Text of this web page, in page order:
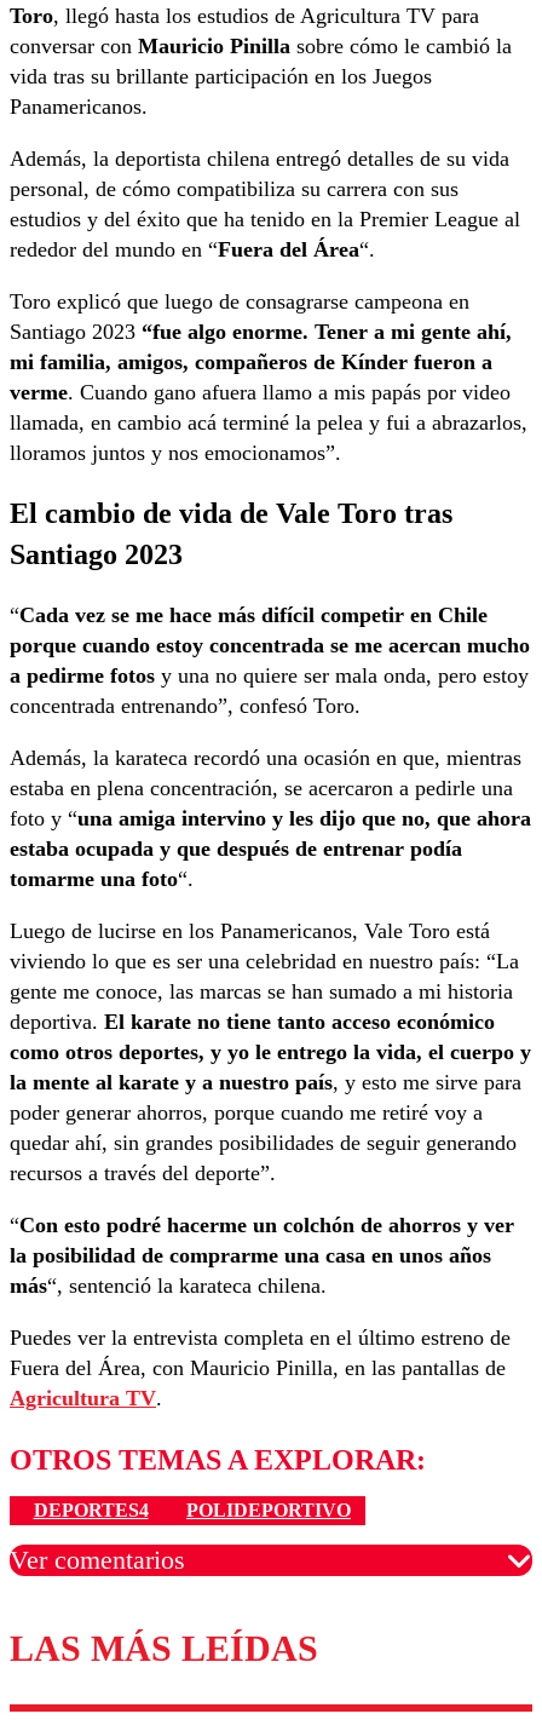
Toro, llegó hasta los estudios de Agricultura TV para
conversar con Mauricio Pinilla sobre cómo le cambió la
vida tras su brillante participación en los Juegos
Panamericanos.
Además, la deportista chilena entregó detalles de su vida
personal, de cómo compatibiliza su carrera con sus
estudios y del éxito que ha tenido en la Premier League al
rededor del mundo en “Fuera del Área“.
Toro explicó que luego de consagrarse campeona en
Santiago 2023 “fue algo enorme. Tener a mi gente ahí,
mi familia, amigos, compañeros de Kínder fueron a
verme. Cuando gano afuera llamo a mis papás por video
llamada, en cambio acá terminé la pelea y fui a abrazarlos,
lloramos juntos y nos emocionamos”.
El cambio de vida de Vale Toro tras
Santiago 2023
“Cada vez se me hace más difícil competir en Chile
porque cuando estoy concentrada se me acercan mucho
a pedirme fotos y una no quiere ser mala onda, pero estoy
concentrada entrenando”, confesó Toro.
Además, la karateca recordó una ocasión en que, mientras
estaba en plena concentración, se acercaron a pedirle una
foto y “una amiga intervino y les dijo que no, que ahora
estaba ocupada y que después de entrenar podía
tomarme una foto“.
Luego de lucirse en los Panamericanos, Vale Toro está
viviendo lo que es ser una celebridad en nuestro país: “La
gente me conoce, las marcas se han sumado a mi historia
deportiva. El karate no tiene tanto acceso económico
como otros deportes, y yo le entrego la vida, el cuerpo y
la mente al karate y a nuestro país, y esto me sirve para
poder generar ahorros, porque cuando me retiré voy a
quedar ahí, sin grandes posibilidades de seguir generando
recursos a través del deporte”.
“Con esto podré hacerme un colchón de ahorros y ver
la posibilidad de comprarme una casa en unos años
más“, sentenció la karateca chilena.
Puedes ver la entrevista completa en el último estreno de
Fuera del Área, con Mauricio Pinilla, en las pantallas de
Agricultura TV.
OTROS TEMAS A EXPLORAR:
DEPORTES4 POLIDEPORTIVO
Ver comentarios
Los comentarios son moderados para garantizar un
diálogo respetuoso.
LAS MÁS LEÍDAS